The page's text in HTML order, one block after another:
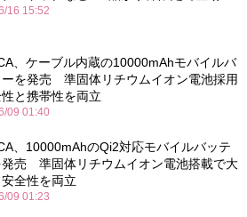
16 15:52
、ケーブル内蔵の10000mAhモバイルバ
ーを発売 準固体リチウムイオン電池採用
と携帯性を両立
09 01:40
、10000mAhのQi2対応モバイルバッテ
発売 準固体リチウムイオン電池搭載で大
全性を両立
09 01:23